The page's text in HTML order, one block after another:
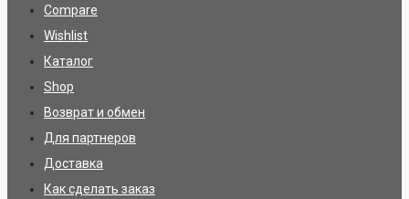
Compare
Wishlist
Каталог
Shop
Возврат и обмен
Для партнеров
Доставка
Как сделать заказ